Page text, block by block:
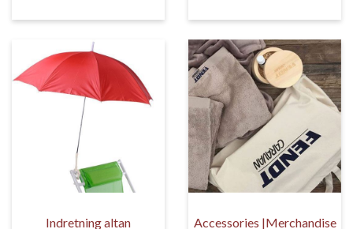
Indretning altan Accessories |Merchandise